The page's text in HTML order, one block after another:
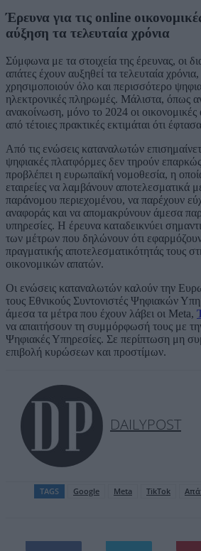
Έρευνα για τις online
αύξηση τα τελευταία χρόνια
Σύμφωνα με τα στοιχεία της έρευνας, οι
απάτες έχουν αυξηθεί τα τελευταία
χρησιμοποιούν όλο και περισσότερο
ηλεκτρονικές πληρωμές. Μάλιστα, όπως
ανακοίνωση, μόνο το 2024 οι
από τέτοιες πρακτικές εκτιμάται ότι
Από τις ενώσεις καταναλωτών
ψηφιακές πλατφόρμες δεν τηρούν
προβλέπει η ευρωπαϊκή νομοθεσία, η
εταιρείες να λαμβάνουν αποτελεσματικά
παράνομου περιεχομένου, να παρέχουν
αναφοράς και να απομακρύνουν άμεσα
υπηρεσίες. Η έρευνα καταδεικνύει
των μέτρων που δηλώνουν ότι
πραγματικής αποτελεσματικότητάς τους
οικονομικών απατών.
Οι ενώσεις καταναλωτών καλούν την
τους Εθνικούς Συντονιστές Ψηφιακών
άμεσα τα μέτρα που έχουν λάβει οι Meta,
να απαιτήσουν τη συμμόρφωσή τους με
Ψηφιακές Υπηρεσίες. Σε περίπτωση μη
επιβολή κυρώσεων και προστίμων.
DAILYPOST
TAGS Google Meta TikTok